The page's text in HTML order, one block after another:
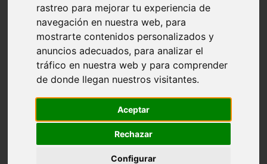
rastreo para mejorar tu experiencia de
navegación en nuestra web, para
mostrarte contenidos personalizados y
anuncios adecuados, para analizar el
tráfico en nuestra web y para comprender
de donde llegan nuestros visitantes.
Aceptar
Rechazar
Configurar
palanca
Artículos (
search
Inicio HOGAR Y DECORACIÓN Mantas